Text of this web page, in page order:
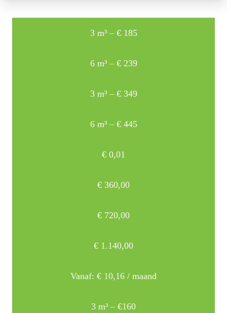
3 m³ – € 185
6 m³ – € 239
3 m³ – € 349
6 m³ – € 445
€ 0,01
€ 360,00
€ 720,00
€ 1.140,00
Vanaf: € 10,16 / maand
3 m³ – €160